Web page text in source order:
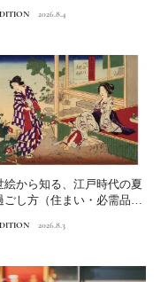
2026.8.4
絵から知る、江戸時代の夏
ごし方（住まい・必需品）
2026.8.3